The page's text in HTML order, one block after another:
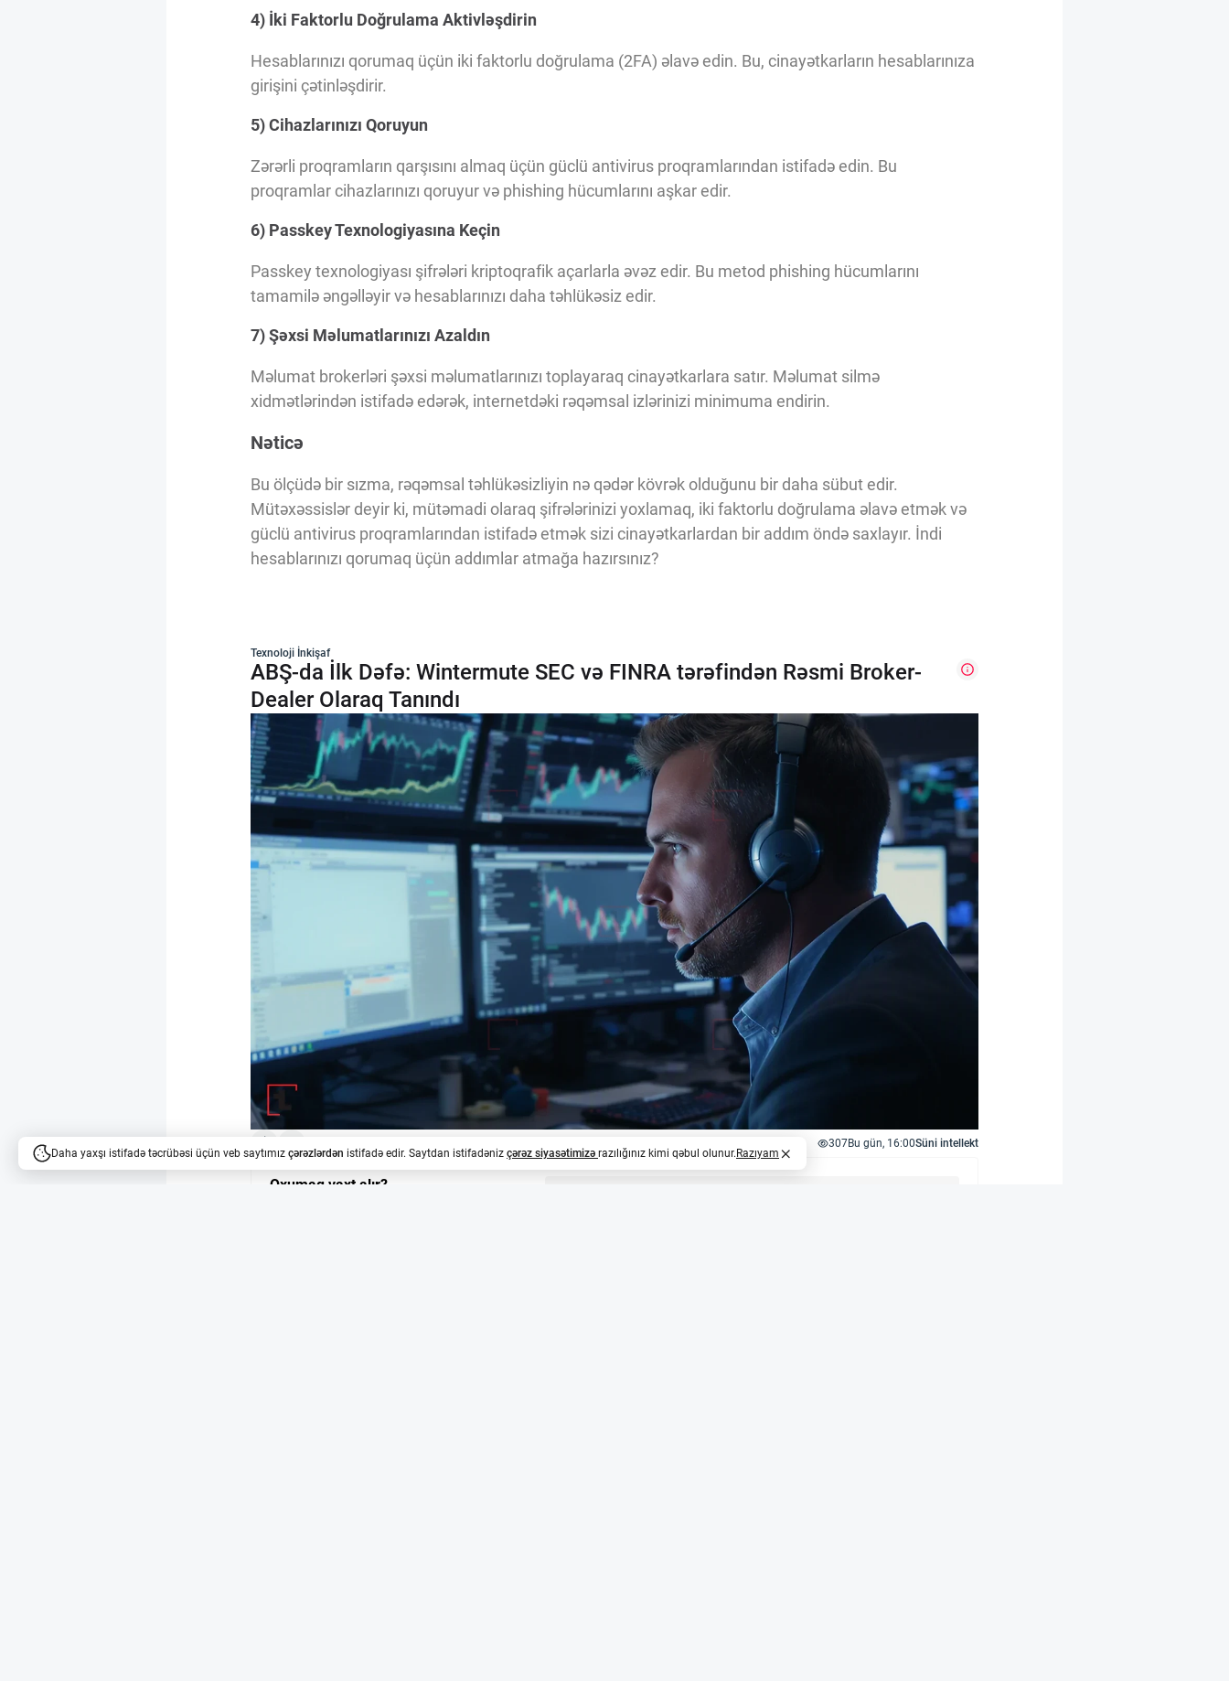
4) İki Faktorlu Doğrulama Aktivləşdirin
Hesablarınızı qorumaq üçün iki faktorlu doğrulama (2FA) əlavə edin. Bu, cinayətkarların hesablarınıza
girişini çətinləşdirir.
5) Cihazlarınızı Qoruyun
Zərərli proqramların qarşısını almaq üçün güclü antivirus proqramlarından istifadə edin. Bu
proqramlar cihazlarınızı qoruyur və phishing hücumlarını aşkar edir.
6) Passkey Texnologiyasına Keçin
Passkey texnologiyası şifrələri kriptoqrafik açarlarla əvəz edir. Bu metod phishing hücumlarını
tamamilə əngəlləyir və hesablarınızı daha təhlükəsiz edir.
7) Şəxsi Məlumatlarınızı Azaldın
Məlumat brokerləri şəxsi məlumatlarınızı toplayaraq cinayətkarlara satır. Məlumat silmə
xidmətlərindən istifadə edərək, internetdəki rəqəmsal izlərinizi minimuma endirin.
Nəticə
Bu ölçüdə bir sızma, rəqəmsal təhlükəsizliyin nə qədər kövrək olduğunu bir daha sübut edir.
Mütəxəssislər deyir ki, mütəmadi olaraq şifrələrinizi yoxlamaq, iki faktorlu doğrulama əlavə etmək və
güclü antivirus proqramlarından istifadə etmək sizi cinayətkarlardan bir addım öndə saxlayır. İndi
hesablarınızı qorumaq üçün addımlar atmağa hazırsınız?
Texnoloji İnkişaf
ABŞ-da İlk Dəfə: Wintermute SEC və FINRA tərəfindən Rəsmi Broker-
Dealer Olaraq Tanındı
307Bu gün, 16:00Süni intellekt
Oxumaq vaxt alır?
Daha yaxşı istifadə təcrübəsi üçün veb saytımız çərəzlərdən istifadə edir. Saytdan istifadəniz çərəz siyasətimizə razılığınız kimi qəbul olunur. Razıyam